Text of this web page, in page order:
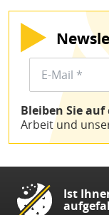
Bleiben Sie
Arbeit und
Ist